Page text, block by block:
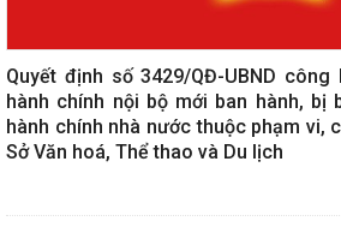
Quyết định số 3429/QĐ-UBND
hành chính nội bộ mới ban hành, bị
hành chính nhà nước thuộc phạm vi,
Sở Văn hoá, Thể thao và Du lịch